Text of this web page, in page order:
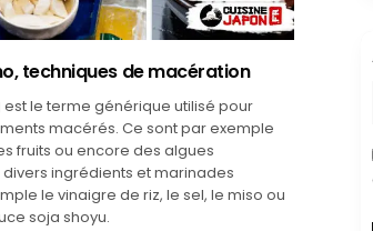
techniques de macération
est le terme générique utilisé pour
macérés. Ce sont par exemple
fruits ou encore des algues
ingrédients et marinades
le vinaigre de riz, le sel, le miso ou
soja shoyu.